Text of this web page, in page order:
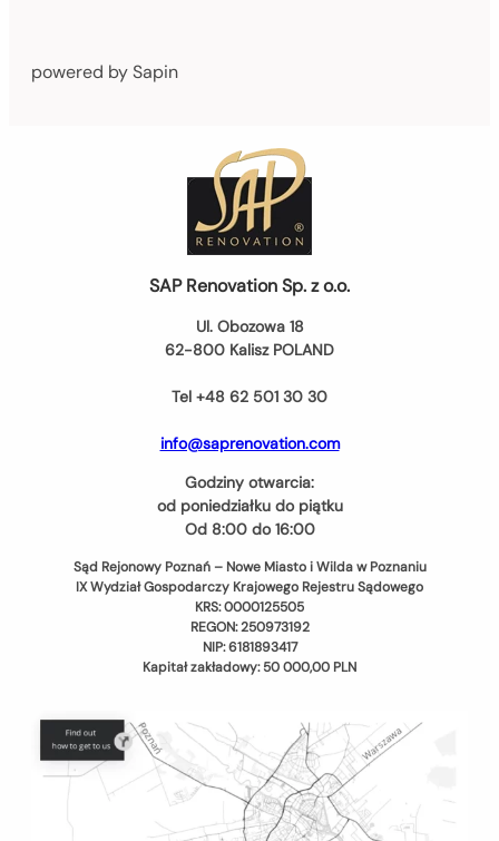
powered by Sapin
SAP Renovation Sp. z o.o.
Ul. Obozowa 18
62-800 Kalisz POLAND
Tel +48 62 501 30 30
info@saprenovation.com
Godziny otwarcia:
od poniedziałku do piątku
Od 8:00 do 16:00
Sąd Rejonowy Poznań – Nowe Miasto i Wilda w Poznaniu
IX Wydział Gospodarczy Krajowego Rejestru Sądowego
KRS: 0000125505
REGON: 250973192
NIP: 6181893417
Kapitał zakładowy: 50 000,00 PLN